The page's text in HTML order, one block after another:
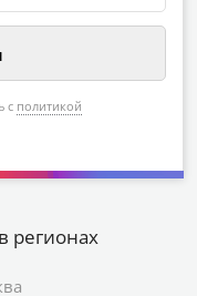
с политикой
регионах